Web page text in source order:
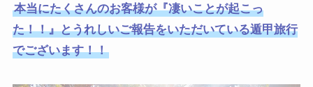
本当にたくさんのお客様が『凄いことが起こっ
た！！』とうれしいご報告をいただいている遁甲旅行
でございます！！